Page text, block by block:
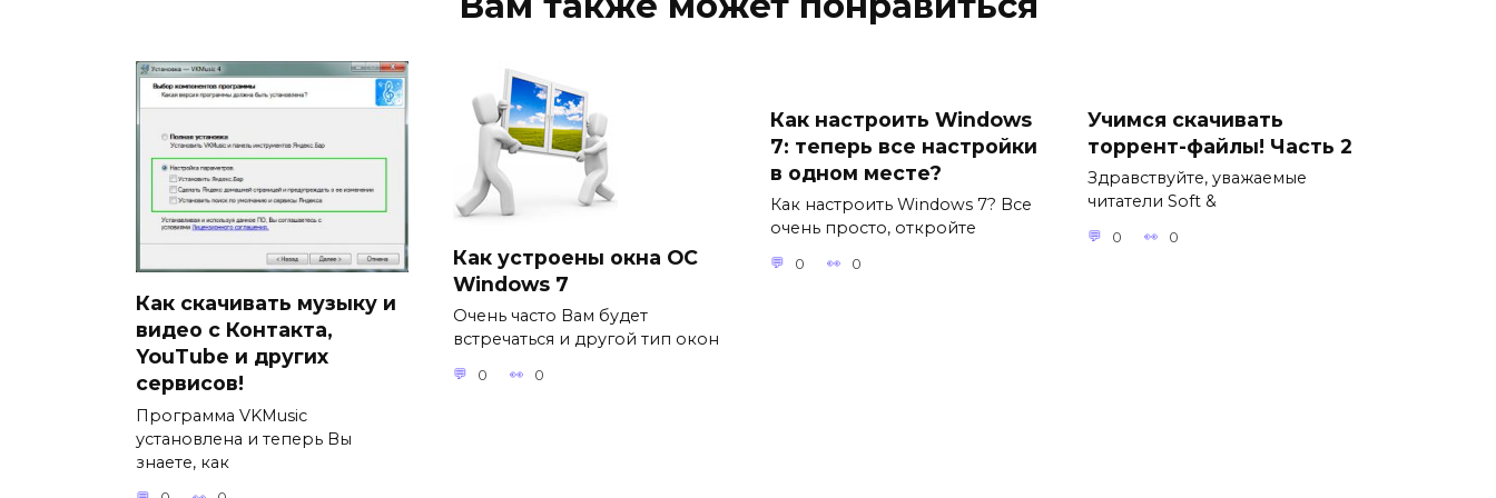
Как скачивать музыку и
видео с Контакта,
YouTube и других
сервисов!
Программа VKMusic
установлена и теперь Вы
знаете, как
Как устроены окна ОС
Windows 7
Очень часто Вам будет
встречаться и другой тип окон
0 0
Как настроить Windows
7: теперь все настройки
в одном месте?
Как настроить Windows 7? Все
очень просто, откройте
0 0
Учимся скачивать
торрент-файлы! Часть 2
Здравствуйте, уважаемые
читатели Soft &
0 0